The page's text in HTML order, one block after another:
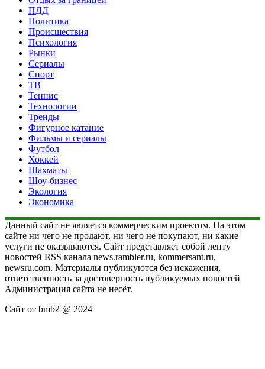
ПДД
Политика
Происшествия
Психология
Рынки
Сериалы
Спорт
ТВ
Теннис
Технологии
Тренды
Фигурное катание
Фильмы и сериалы
Футбол
Хоккей
Шахматы
Шоу-бизнес
Экология
Экономика
Данный сайт не является коммерческим проектом. На этом
сайте ни чего не продают, ни чего не покупают, ни какие
услуги не оказываются. Сайт представляет собой ленту
новостей RSS канала news.rambler.ru, kommersant.ru,
newsru.com. Материалы публикуются без искажения,
ответственность за достоверность публикуемых новостей
Администрация сайта не несёт.
Сайт от bmb2 @ 2024